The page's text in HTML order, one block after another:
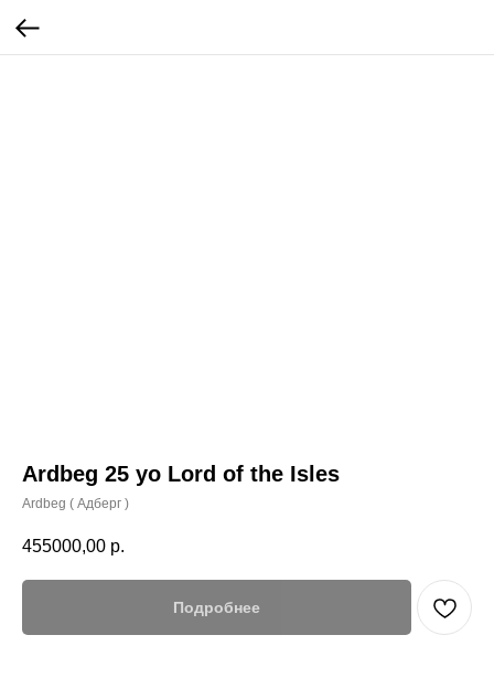
Ardbeg 25 yo Lord of the Isles
Ardbeg ( Адберг )
455000,00 р.
Подробнее